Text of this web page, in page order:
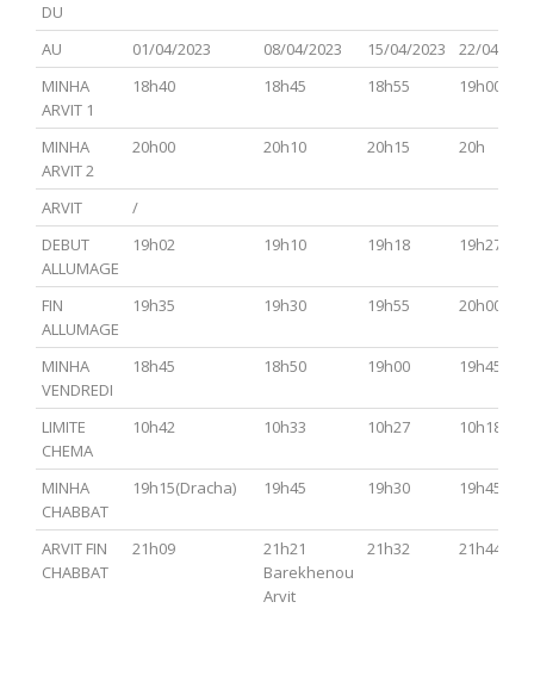
Hamoed
DU
AU 01/04/2023 08/04/2023 15/04/2023
22/04/
MINHA
ARVIT 1
18h40 18h45 18h55 19h00
MINHA
ARVIT 2
20h00 20h10 20h15 20h
ARVIT
/
DEBUT
ALLUMAGE
19h02 19h10 19h18 19h27
FIN
ALLUMAGE
19h35 19h30 19h55 20h00
MINHA
VENDREDI
18h45 18h50 19h00 19h45
LIMITE
CHEMA
10h42 10h33 10h27 10h18
MINHA
CHABBAT
19h15(Dracha) 19h45 19h30 19h45
ARVIT FIN
CHABBAT
21h09
21h21
Barekhenou
Arvit
21h32 21h44